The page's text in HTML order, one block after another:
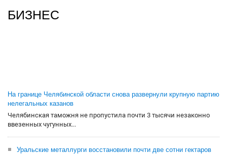
БИЗНЕС
На границе Челябинской области снова развернули крупную партию
нелегальных казанов
Челябинская таможня не пропустила почти 3 тысячи незаконно
ввезенных чугунных...
Уральские металлурги восстановили почти две сотни гектаров